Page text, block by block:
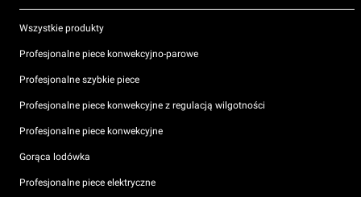
Wszystkie produkty
Profesjonalne piece konwekcyjno-parowe
Profesjonalne szybkie piece
Profesjonalne piece konwekcyjne z regulacją wilgotności
Profesjonalne piece konwekcyjne
Gorąca lodówka
Profesjonalne piece elektryczne